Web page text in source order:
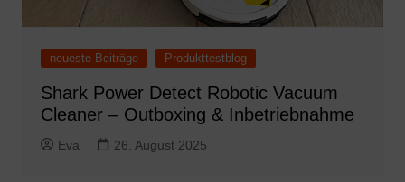
neueste Beiträge Produkttestblog
Shark Power Detect Robotic Vacuum
Cleaner – Outboxing & Inbetriebnahme
Eva 26. August 2025